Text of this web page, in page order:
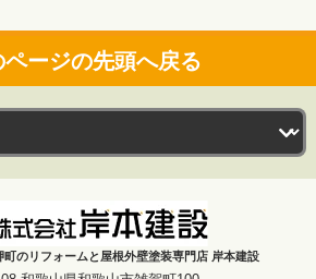
ページの先頭へ戻る
のリフォームと屋根外壁塗装専門店 岸本建設